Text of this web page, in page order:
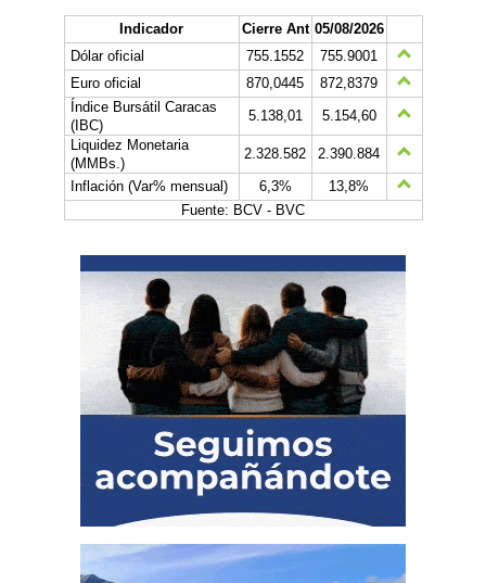
Indicador Cierre Ant 05/08/2026
Dólar oficial
755.1552
755.9001
Euro oficial
870,0445
872,8379
Índice Bursátil Caracas
(IBC)
5.138,01
5.154,60
Liquidez Monetaria
(MMBs.)
2.328.582
2.390.884
Inflación (Var% mensual)
6,3%
13,8%
Fuente: BCV - BVC